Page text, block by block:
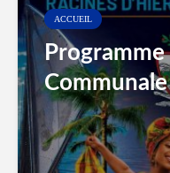
ACCUEIL
Programme